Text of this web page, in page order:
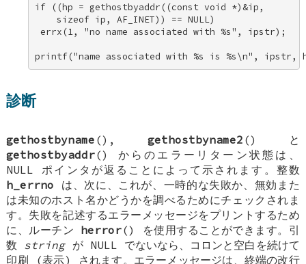
if ((hp = gethostbyaddr((const void *)&ip,
    sizeof ip, AF_INET)) == NULL)
errx(1, "no name associated with %s", ipstr);
printf("name associated with %s is %s\n", ipstr,
診断
gethostbyname (), gethostbyname2 () と
gethostbyaddr() からのエラーリターン状態は、
NULL
ポインタが返ることによって示されます。整数
h_errno は、次に、これが、一時的な失敗か、無効また
は未知のホスト名かどうかを調べるためにチェックされま
す。失敗を記述するエラーメッセージをプリントするため
に、ルーチン herror() を使用することができます。引
数 stringが NULL でないなら、コロンと空白を続けて
印刷 (表示) されます。エラーメッセージは、終端の改行